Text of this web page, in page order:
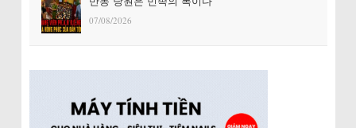
07/08/2026